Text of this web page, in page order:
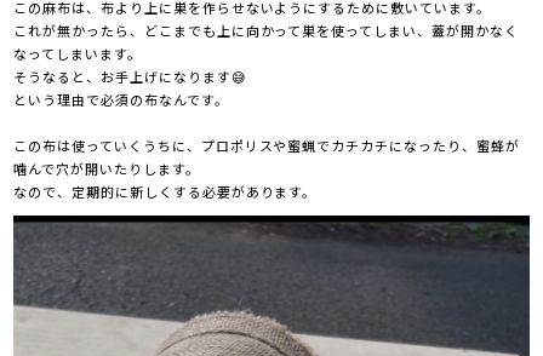
この麻布は、布より上に巣を作らせないようにするために敷いています。
これが無かったら、どこまでも上に向かって巣を使ってしまい、蓋が開かなく
なってしまいます。
そうなると、お手上げになります😅
という理由で必須の布なんです。
この布は使っていくうちに、プロポリスや蜜蝋でカチカチになったり、蜜蜂が
噛んで穴が開いたりします。
なので、定期的に新しくする必要があります。